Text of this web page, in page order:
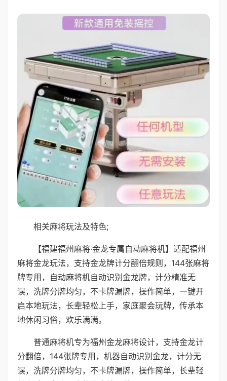
相关麻将玩法及特色;
【福建福州麻将·金龙专属自动麻将机】适配福州
麻将金龙玩法，支持金龙牌计分翻倍规则，144张麻将
牌专用，自动麻将机自动识别金龙牌，计分精准无
误，洗牌分牌均匀，不卡牌漏牌，操作简单，一键开
启本地玩法，长辈轻松上手，家庭聚会玩牌，传承本
地休闲习俗，欢乐满满。
普通麻将机专为福州金龙麻将设计，支持金龙计
分翻倍，144张牌专用，机器自动识别金龙，计分无
误，洗牌分牌均匀，不卡牌漏牌，操作简单，长辈轻